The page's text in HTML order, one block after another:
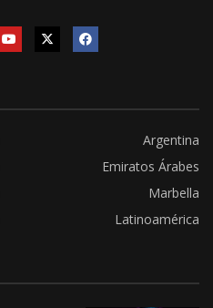
Argentina
Emiratos Árabes
Marbella
Latinoamérica